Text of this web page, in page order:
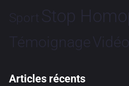
Sport Stop
TémoignageVidéo
Articles récents